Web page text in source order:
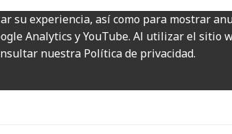
su experiencia, así como para mostrar
Analytics y YouTube. Al utilizar el sitio
nuestra Política de privacidad.